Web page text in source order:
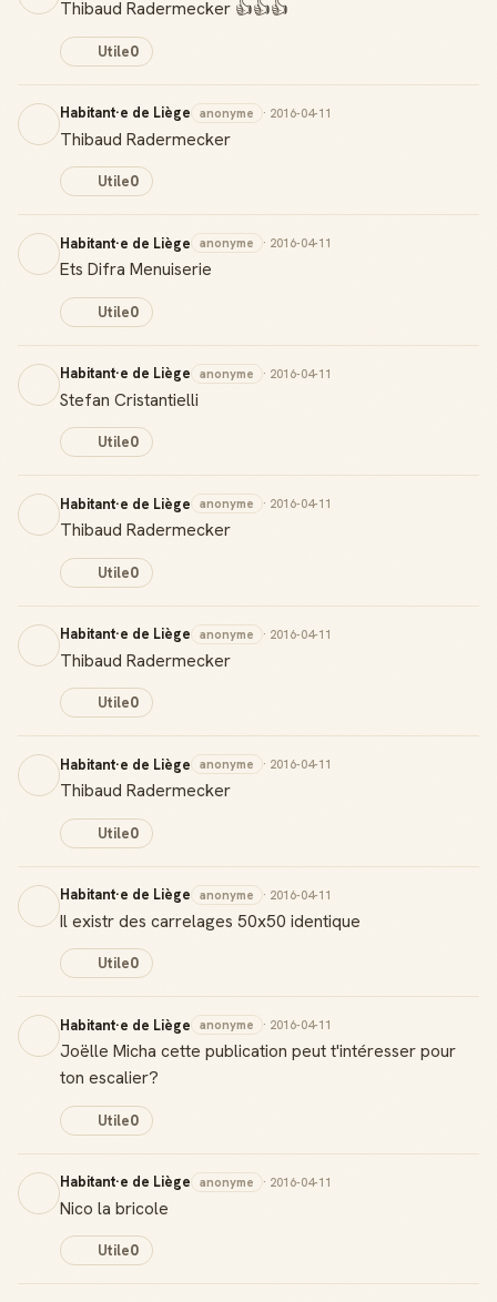
Thibaud Radermecker 👍👍👍
Utile0
Habitant·e de Liège anonyme · 2016-04-11
Thibaud Radermecker
Utile0
Habitant·e de Liège anonyme · 2016-04-11
Ets Difra Menuiserie
Utile0
Habitant·e de Liège anonyme · 2016-04-11
Stefan Cristantielli
Utile0
Habitant·e de Liège anonyme · 2016-04-11
Thibaud Radermecker
Utile0
Habitant·e de Liège anonyme · 2016-04-11
Thibaud Radermecker
Utile0
Habitant·e de Liège anonyme · 2016-04-11
Thibaud Radermecker
Utile0
Habitant·e de Liège anonyme · 2016-04-11
Il existr des carrelages 50x50 identique
Utile0
Habitant·e de Liège anonyme · 2016-04-11
Joëlle Micha cette publication peut t'intéresser pour
ton escalier?
Utile0
Habitant·e de Liège anonyme · 2016-04-11
Nico la bricole
Utile0